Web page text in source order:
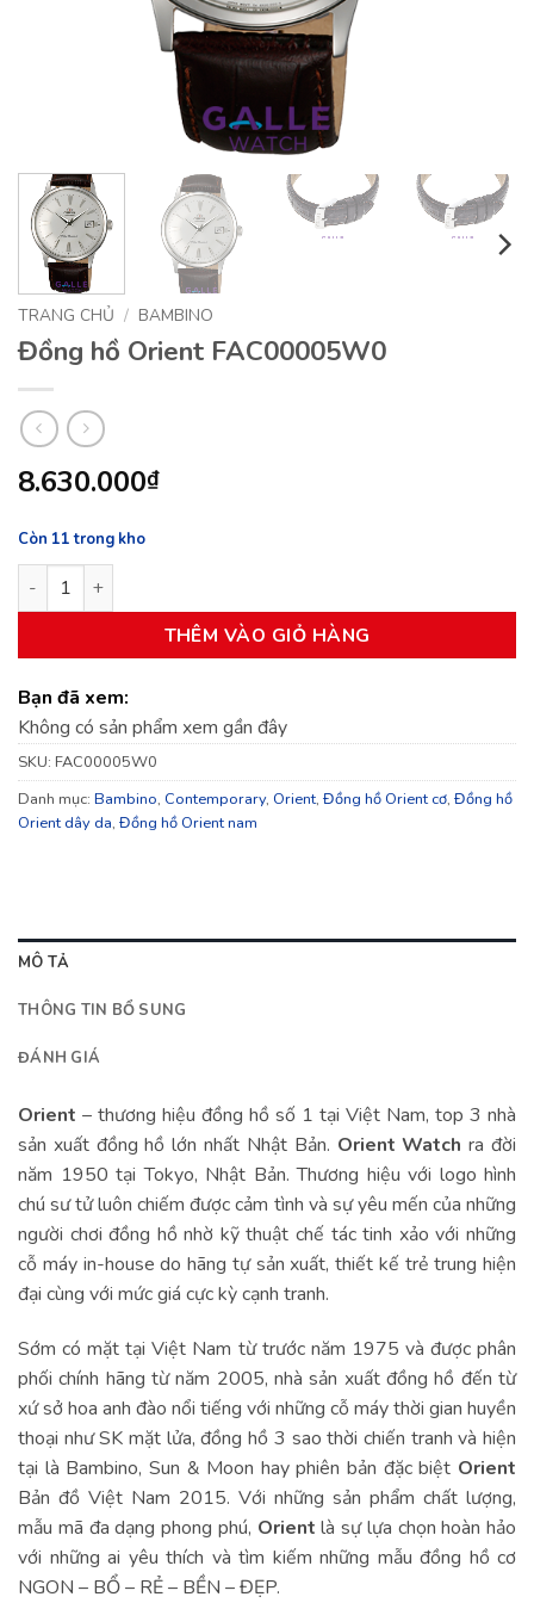
TRANG CHỦ / BAMBINO
Đồng hồ Orient FAC00005W0
8.630.000₫
Còn 11 trong kho
Đồng hồ Orient FAC00005W0 số lượng
THÊM VÀO GIỎ HÀNG
Bạn đã xem:
Không có sản phẩm xem gần đây
SKU: FAC00005W0
Danh mục: Bambino, Contemporary, Orient, Đồng hồ Orient cơ, Đồng hồ
Orient dây da, Đồng hồ Orient nam
MÔ TẢ
THÔNG TIN BỔ SUNG
ĐÁNH GIÁ
Orient – thương hiệu đồng hồ số 1 tại Việt Nam, top 3 nhà
sản xuất đồng hồ lớn nhất Nhật Bản. Orient Watch ra đời
năm 1950 tại Tokyo, Nhật Bản. Thương hiệu với logo hình
chú sư tử luôn chiếm được cảm tình và sự yêu mến của những
người chơi đồng hồ nhờ kỹ thuật chế tác tinh xảo với những
cỗ máy in-house do hãng tự sản xuất, thiết kế trẻ trung hiện
đại cùng với mức giá cực kỳ cạnh tranh.
Sớm có mặt tại Việt Nam từ trước năm 1975 và được phân
phối chính hãng từ năm 2005, nhà sản xuất đồng hồ đến từ
xứ sở hoa anh đào nổi tiếng với những cỗ máy thời gian huyền
thoại như SK mặt lửa, đồng hồ 3 sao thời chiến tranh và hiện
tại là Bambino, Sun & Moon hay phiên bản đặc biệt Orient
Bản đồ Việt Nam 2015. Với những sản phẩm chất lượng,
mẫu mã đa dạng phong phú, Orient là sự lựa chọn hoàn hảo
với những ai yêu thích và tìm kiếm những mẫu đồng hồ cơ
NGON – BỔ – RẺ – BỀN – ĐẸP.